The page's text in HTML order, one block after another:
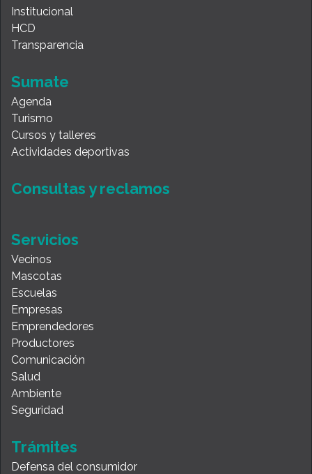
Institucional
HCD
Transparencia
Sumate
Agenda
Turismo
Cursos y talleres
Actividades deportivas
Consultas y reclamos
Servicios
Vecinos
Mascotas
Escuelas
Empresas
Emprendedores
Productores
Comunicación
Salud
Ambiente
Seguridad
Trámites
Defensa del consumidor